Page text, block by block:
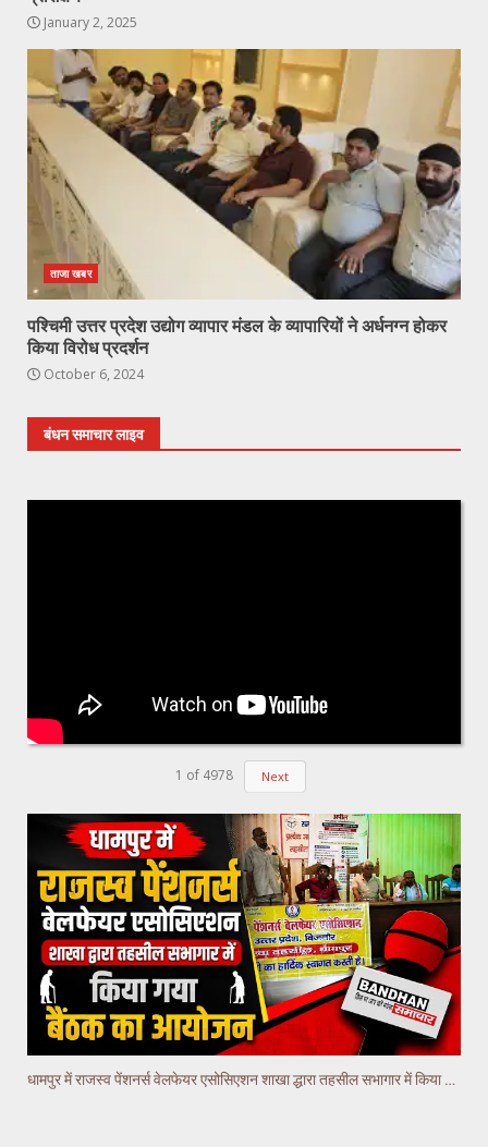
January 2, 2025
ताजा खबर
पश्चिमी उत्तर प्रदेश उद्योग व्यापार मंडल के व्यापारियों ने अर्धनग्न होकर
किया विरोध प्रदर्शन
October 6, 2024
बंधन समाचार लाइव
1 of 4978 Next
धामपुर में राजस्व पेंशनर्स वेलफेयर एसोसिएशन शाखा द्धारा तहसील सभागार में किया गया वैठक का आयोजन